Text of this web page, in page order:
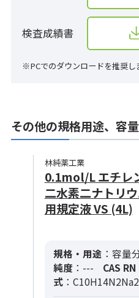
検査成績書
※PCでのダウンロードを推奨し
その他の規格用途、容
林純薬工業
0.1mol/L エチレ
二水素二ナトリ
用規定液 VS (4L)
規格・用途 ：容量
純度 ：--- CAS RN
式：